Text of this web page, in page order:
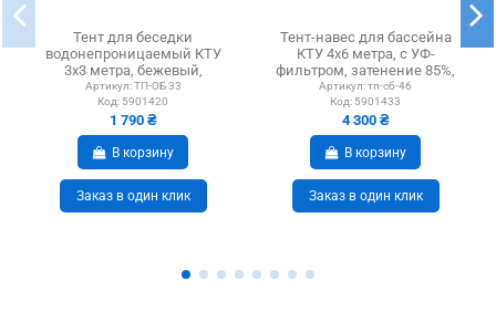
Тент для беседки
водонепроницаемый КТУ
3х3 метра, бежевый,
оксфорд
Артикул: ТП-ОБ 33
Код: 5901420
1 790 ₴
В корзину
Заказ в один клик
Тент-навес для бассейна
КТУ 4х6 метра, с УФ-
фильтром, затенение 85%,
бежевый, оксфорд
Артикул:тп-сб-46
Код: 5901433
4 300 ₴
В корзину
Заказ в один клик